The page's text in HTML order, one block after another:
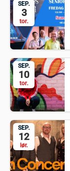
SEP.
3
tor.
SEP.
10
tor.
SEP.
12
lør.